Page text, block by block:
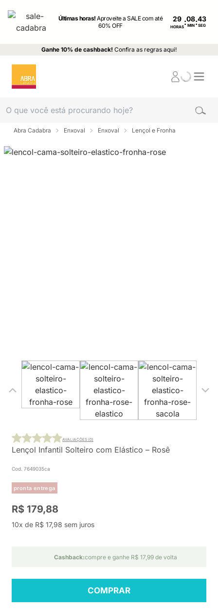
Últimas horas!Aproveite a SALE com até
60% OFF
29
HORAS: MIN : SEG
Ganhe 10% de cashback! Confira as regras aqui!
Abra Cadabra Enxoval Enxoval Lençol e Fronha
Lençol Infantil Solteiro com Elástico – Rosê
Cod. 7649035ca
pronta entrega
AVALIAÇÕES (0)
R$ 179,88
10x de R$ 17,98 sem juros
Cashback:compre e ganhe R$ 17,99 de volta
COMPRAR